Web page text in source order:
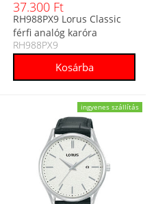
37.300 Ft
RH988PX9 Lorus Classic
férfi analóg karóra
RH988PX9
ingyenes szállítás